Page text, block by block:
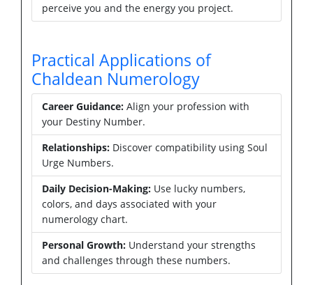
perceive you and the energy you project.
Practical Applications of
Chaldean Numerology
Career Guidance: Align your profession with
your Destiny Number.
Relationships: Discover compatibility using Soul
Urge Numbers.
Daily Decision-Making: Use lucky numbers,
colors, and days associated with your
numerology chart.
Personal Growth: Understand your strengths
and challenges through these numbers.